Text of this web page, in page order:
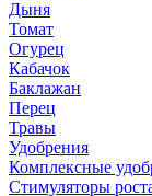
Дыня
Томат
Огурец
Кабачок
Баклажан
Перец
Травы
Удобрения
Комплексные
Стимуляторы